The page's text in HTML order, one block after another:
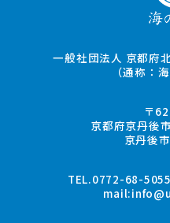
一般社団法人 京都府
（通称：
〒
京都府京丹後
京丹後
TEL.0772-68-
mail: